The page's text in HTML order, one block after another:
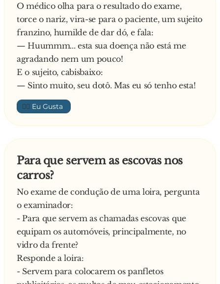
O médico olha para o resultado do exame,
torce o nariz, vira-se para o paciente, um sujeito
franzino, humilde de dar dó, e fala:
— Huummm... esta sua doença não está me
agradando nem um pouco!
E o sujeito, cabisbaixo:
— Sinto muito, seu dotô. Mas eu só tenho esta!
👍🏼
Para que servem as escovas nos
carros?
No exame de condução de uma loira, pergunta
o examinador:
- Para que servem as chamadas escovas que
equipam os automóveis, principalmente, no
vidro da frente?
Responde a loira:
- Servem para colocarem os panfletos